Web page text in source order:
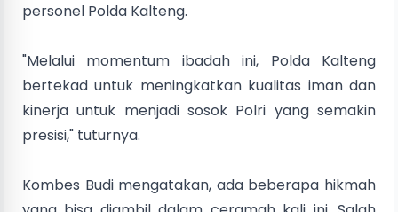
personel Polda Kalteng.
"Melalui momentum ibadah ini, Polda Kalteng
bertekad untuk meningkatkan kualitas iman dan
kinerja untuk menjadi sosok Polri yang semakin
presisi," tuturnya.
Kombes Budi mengatakan, ada beberapa hikmah